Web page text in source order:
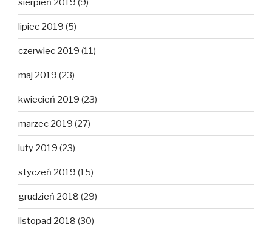
sierpień 2019 (9)
lipiec 2019 (5)
czerwiec 2019 (11)
maj 2019 (23)
kwiecień 2019 (23)
marzec 2019 (27)
luty 2019 (23)
styczeń 2019 (15)
grudzień 2018 (29)
listopad 2018 (30)